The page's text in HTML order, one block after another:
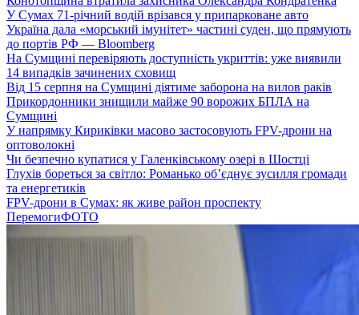
У Сумах 71-річний водій врізався у припарковане авто
Україна дала «морський імунітет» частині суден, що прямують
до портів РФ — Bloomberg
На Сумщині перевіряють доступність укриттів: уже виявили
14 випадків зачинених сховищ
Від 15 серпня на Сумщині діятиме заборона на вилов раків
Прикордонники знищили майже 90 ворожих БПЛА на
Сумщині
У напрямку Кириківки масово застосовують FPV-дрони на
оптоволокні
Чи безпечно купатися у Галенківському озері в Шостці
Глухів бореться за світло: Романько об’єднує зусилля громади
та енергетиків
FPV-дрони в Сумах: як живе район проспекту
ПеремогиФОТО